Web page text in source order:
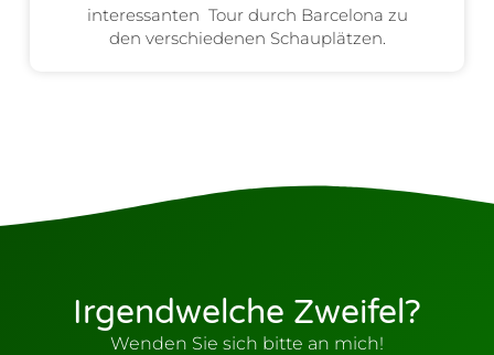
interessanten Tour durch Barcelona zu
den verschiedenen Schauplätzen.
Irgendwelche Zweifel?
Wenden Sie sich bitte an mich!